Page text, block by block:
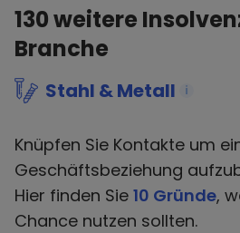
130weitere
Branche
Stahl & Metall i
Knüpfen Sie Kontakte um
Geschäftsbeziehung
Hier finden Sie 10 Gründe,
Chance nutzen sollten.